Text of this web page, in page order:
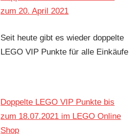
zum 20. April 2021
Seit heute gibt es wieder doppelte
LEGO VIP Punkte für alle Einkäufe
Doppelte LEGO VIP Punkte bis
zum 18.07.2021 im LEGO Online
Shop